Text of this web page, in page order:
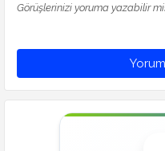
Görüşlerinizi yoruma yazabilir